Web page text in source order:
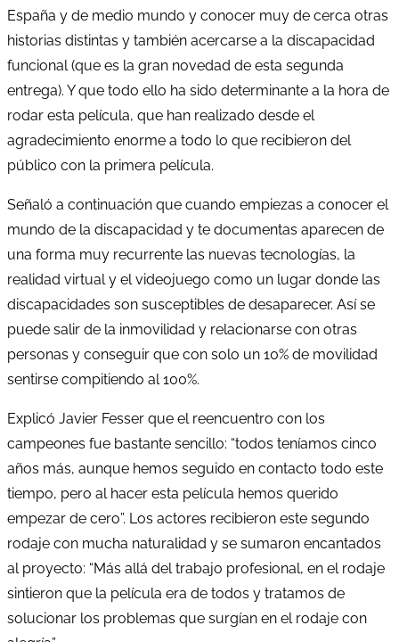
España y de medio mundo y conocer muy de cerca otras
historias distintas y también acercarse a la discapacidad
funcional (que es la gran novedad de esta segunda
entrega). Y que todo ello ha sido determinante a la hora de
rodar esta película, que han realizado desde el
agradecimiento enorme a todo lo que recibieron del
público con la primera película.
Señaló a continuación que cuando empiezas a conocer el
mundo de la discapacidad y te documentas aparecen de
una forma muy recurrente las nuevas tecnologías, la
realidad virtual y el videojuego como un lugar donde las
discapacidades son susceptibles de desaparecer. Así se
puede salir de la inmovilidad y relacionarse con otras
personas y conseguir que con solo un 10% de movilidad
sentirse compitiendo al 100%.
Explicó Javier Fesser que el reencuentro con los
campeones fue bastante sencillo: “todos teníamos cinco
años más, aunque hemos seguido en contacto todo este
tiempo, pero al hacer esta película hemos querido
empezar de cero”. Los actores recibieron este segundo
rodaje con mucha naturalidad y se sumaron encantados
al proyecto: “Más allá del trabajo profesional, en el rodaje
sintieron que la película era de todos y tratamos de
solucionar los problemas que surgían en el rodaje con